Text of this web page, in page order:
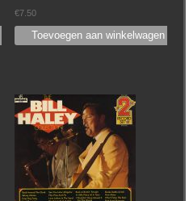
€7.50
Toevoegen aan winkelwagen